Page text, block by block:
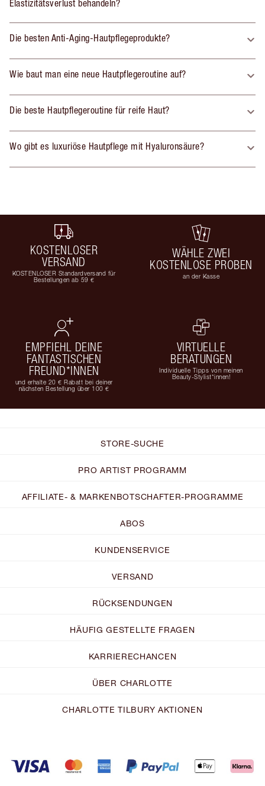
Elastizitätsverlust behandeln?
Die besten Anti-Aging-Hautpflegeprodukte?
Wie baut man eine neue Hautpflegeroutine auf?
Die beste Hautpflegeroutine für reife Haut?
Wo gibt es luxuriöse Hautpflege mit Hyaluronsäure?
KOSTENLOSER
VERSAND
KOSTENLOSER Standardversand für
Bestellungen ab 59 €
WÄHLE ZWEI
KOSTENLOSE PROBEN
an der Kasse
EMPFIEHL DEINE
FANTASTISCHEN
FREUND*INNEN
und erhalte 20 € Rabatt bei deiner
nächsten Bestellung über 100 €
VIRTUELLE
BERATUNGEN
Individuelle Tipps von meinen
Beauty-Stylist*innen!
STORE-SUCHE
PRO ARTIST PROGRAMM
AFFILIATE- & MARKENBOTSCHAFTER-PROGRAMME
ABOS
KUNDENSERVICE
VERSAND
RÜCKSENDUNGEN
HÄUFIG GESTELLTE FRAGEN
KARRIERECHANCEN
ÜBER CHARLOTTE
CHARLOTTE TILBURY AKTIONEN